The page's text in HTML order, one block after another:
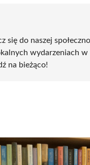
się do naszej
wydarzeniach w
na bieżąco!